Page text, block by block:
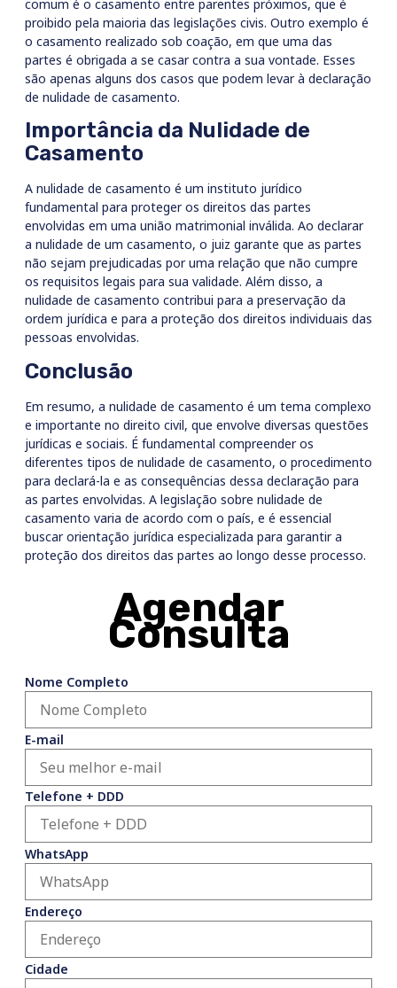
comum é o casamento entre parentes próximos, que é
proibido pela maioria das legislações civis. Outro exemplo é
o casamento realizado sob coação, em que uma das
partes é obrigada a se casar contra a sua vontade. Esses
são apenas alguns dos casos que podem levar à declaração
de nulidade de casamento.
Importância da Nulidade de
Casamento
A nulidade de casamento é um instituto jurídico
fundamental para proteger os direitos das partes
envolvidas em uma união matrimonial inválida. Ao declarar
a nulidade de um casamento, o juiz garante que as partes
não sejam prejudicadas por uma relação que não cumpre
os requisitos legais para sua validade. Além disso, a
nulidade de casamento contribui para a preservação da
ordem jurídica e para a proteção dos direitos individuais das
pessoas envolvidas.
Conclusão
Em resumo, a nulidade de casamento é um tema complexo
e importante no direito civil, que envolve diversas questões
jurídicas e sociais. É fundamental compreender os
diferentes tipos de nulidade de casamento, o procedimento
para declará-la e as consequências dessa declaração para
as partes envolvidas. A legislação sobre nulidade de
casamento varia de acordo com o país, e é essencial
buscar orientação jurídica especializada para garantir a
proteção dos direitos das partes ao longo desse processo.
Agendar
Consulta
Nome Completo
E-mail
Telefone + DDD
WhatsApp
Endereço
Cidade